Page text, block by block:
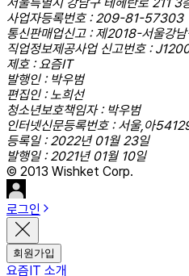
서울특별시 강남구 테헤란로 211 3
사업자등록번호 : 209-81-57303
통신판매업신고 : 제2018-서울강
직업정보제공사업 신고번호 :
제호 : 요즘IT
발행인 : 박우범
편집인 : 노희선
청소년보호책임자 : 박우범
인터넷신문등록번호 : 서울,아
등록일 : 2022년 01월 23일
발행일 : 2021년 01월 10일
© 2013 Wishket Corp.
로그인
회원가입
요즘IT 소개